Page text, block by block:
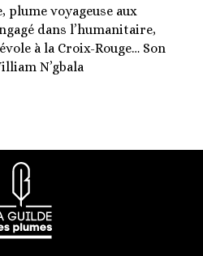
plume voyageuse aux
dans l’humanitaire,
à la Croix-Rouge… Son
N’gbala